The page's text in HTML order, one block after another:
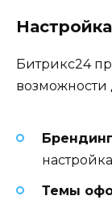
Битрикс24
возможности
Брендинг
Темы